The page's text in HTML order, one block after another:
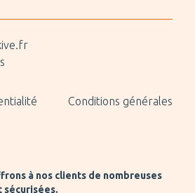
Conditions générales
à nos clients de nombreuses
sécurisées.